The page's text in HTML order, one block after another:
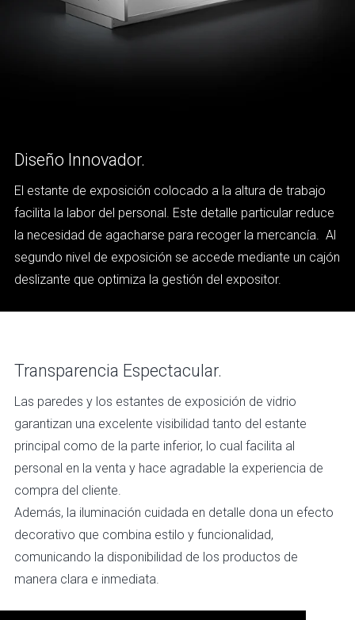
Diseño Innovador.
El estante de exposición colocado a la altura de trabajo
facilita la labor del personal. Este detalle particular reduce
la necesidad de agacharse para recoger la mercancía. Al
segundo nivel de exposición se accede mediante un cajón
deslizante que optimiza la gestión del expositor.
Transparencia Espectacular.
Las paredes y los estantes de exposición de vidrio
garantizan una excelente visibilidad tanto del estante
principal como de la parte inferior, lo cual facilita al
personal en la venta y hace agradable la experiencia de
compra del cliente.
Además, la iluminación cuidada en detalle dona un efecto
decorativo que combina estilo y funcionalidad,
comunicando la disponibilidad de los productos de
manera clara e inmediata.